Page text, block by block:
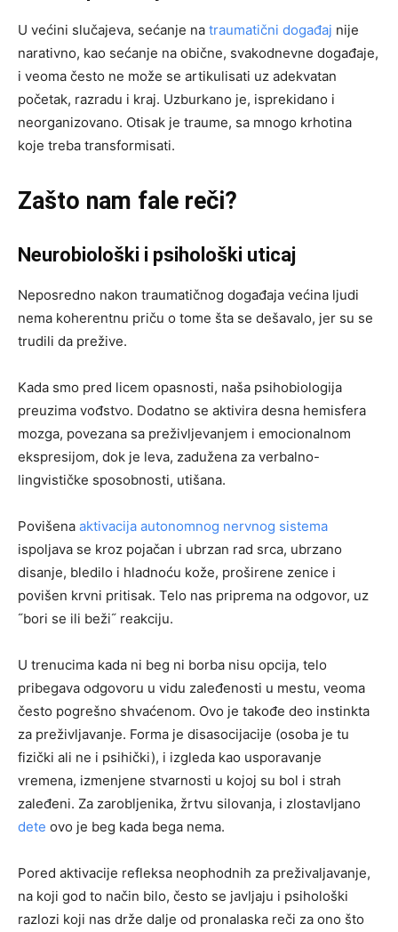
U većini slučajeva, sećanje na traumatični događaj nije
narativno, kao sećanje na obične, svakodnevne događaje,
i veoma često ne može se artikulisati uz adekvatan
početak, razradu i kraj. Uzburkano je, isprekidano i
neorganizovano. Otisak je traume, sa mnogo krhotina
koje treba transformisati.
Zašto nam fale reči?
Neurobiološki i psihološki uticaj
Neposredno nakon traumatičnog događaja većina ljudi
nema koherentnu priču o tome šta se dešavalo, jer su se
trudili da prežive.
Kada smo pred licem opasnosti, naša psihobiologija
preuzima vođstvo. Dodatno se aktivira desna hemisfera
mozga, povezana sa preživljevanjem i emocionalnom
ekspresijom, dok je leva, zadužena za verbalno-
lingvističke sposobnosti, utišana.
Povišena aktivacija autonomnog nervnog sistema
ispoljava se kroz pojačan i ubrzan rad srca, ubrzano
disanje, bledilo i hladnoću kože, proširene zenice i
povišen krvni pritisak. Telo nas priprema na odgovor, uz
˝bori se ili beži˝ reakciju.
U trenucima kada ni beg ni borba nisu opcija, telo
pribegava odgovoru u vidu zaleđenosti u mestu, veoma
često pogrešno shvaćenom. Ovo je takođe deo instinkta
za preživljavanje. Forma je disasocijacije (osoba je tu
fizički ali ne i psihički), i izgleda kao usporavanje
vremena, izmenjene stvarnosti u kojoj su bol i strah
zaleđeni. Za zarobljenika, žrtvu silovanja, i zlostavljano
dete ovo je beg kada bega nema.
Pored aktivacije refleksa neophodnih za preživaljavanje,
na koji god to način bilo, često se javljaju i psihološki
razlozi koji nas drže dalje od pronalaska reči za ono što